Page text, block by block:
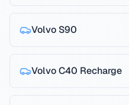
Volvo S90
VolvoC40 Recharge